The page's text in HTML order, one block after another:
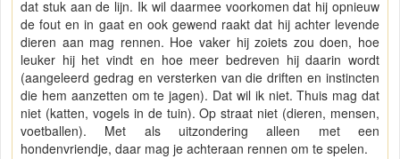
dat stuk aan de lijn. Ik wil daarmee voorkomen dat hij opnieuw
de fout en in gaat en ook gewend raakt dat hij achter levende
dieren aan mag rennen. Hoe vaker hij zoiets zou doen, hoe
leuker hij het vindt en hoe meer bedreven hij daarin wordt
(aangeleerd gedrag en versterken van die driften en instincten
die hem aanzetten om te jagen). Dat wil ik niet. Thuis mag dat
niet (katten, vogels in de tuin). Op straat niet (dieren, mensen,
voetballen). Met als uitzondering alleen met een
hondenvriendje, daar mag je achteraan rennen om te spelen.